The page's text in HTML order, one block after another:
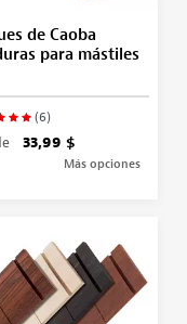
de Caoba
para mástiles
(6)
33,99 $
Más opciones